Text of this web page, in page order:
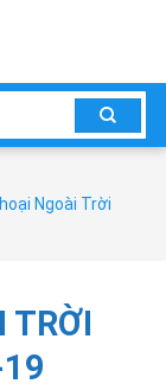
Ngoài Trời
TRỜI